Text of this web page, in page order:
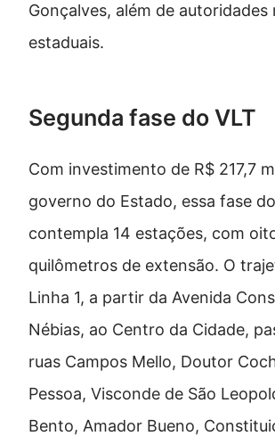
Gonçalves, além de autoridades
estaduais.
Segunda fase do VLT
Com investimento de R$ 217,7
governo do Estado, essa fase
contempla 14 estações, com
quilômetros de extensão. O
Linha 1, a partir da Avenida
Nébias, ao Centro da Cidade,
ruas Campos Mello, Doutor
Pessoa, Visconde de São
Bento, Amador Bueno,